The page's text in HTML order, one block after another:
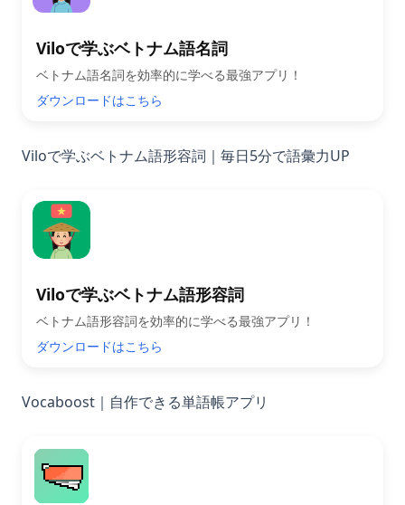
Viloで学ぶベトナム語名詞
ベトナム語名詞を効率的に学べる最強アプリ！
ダウンロードはこちら
Viloで学ぶベトナム語形容詞｜毎日5分で語彙力UP
Viloで学ぶベトナム語形容詞
ベトナム語形容詞を効率的に学べる最強アプリ！
ダウンロードはこちら
Vocaboost｜自作できる単語帳アプリ